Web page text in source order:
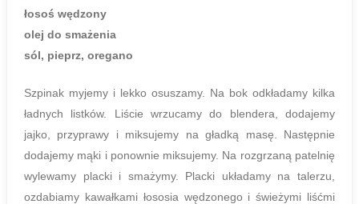
łosoś wędzony
olej do smażenia
sól, pieprz, oregano
Szpinak myjemy i lekko osuszamy. Na bok odkładamy kilka
ładnych listków. Liście wrzucamy do blendera, dodajemy
jajko, przyprawy i miksujemy na gładką masę. Następnie
dodajemy mąki i ponownie miksujemy. Na rozgrzaną patelnię
wylewamy placki i smażymy. Placki układamy na talerzu,
ozdabiamy kawałkami łososia wędzonego i świeżymi liśćmi